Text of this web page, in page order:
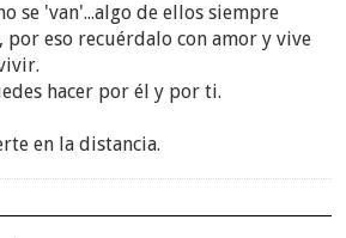
se 'van'...algo de ellos siempre
por eso recuérdalo con amor y vive
hacer por él y por ti.
en la distancia.